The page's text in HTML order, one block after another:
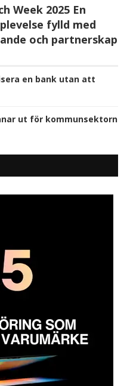
Week 2025 En
fylld med
och partnerskap
en bank utan att
ut för kommunsektorn